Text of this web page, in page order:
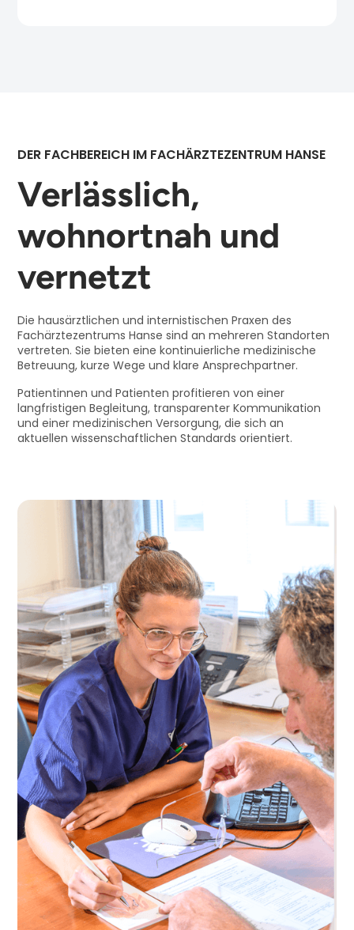
DER FACHBEREICH IM FACHÄRZTEZENTRUM HANSE
Verlässlich,
wohnortnah und
vernetzt
Die hausärztlichen und internistischen Praxen des
Fachärztezentrums Hanse sind an mehreren Standorten
vertreten. Sie bieten eine kontinuierliche medizinische
Betreuung, kurze Wege und klare Ansprechpartner.
Patientinnen und Patienten profitieren von einer
langfristigen Begleitung, transparenter Kommunikation
und einer medizinischen Versorgung, die sich an
aktuellen wissenschaftlichen Standards orientiert.